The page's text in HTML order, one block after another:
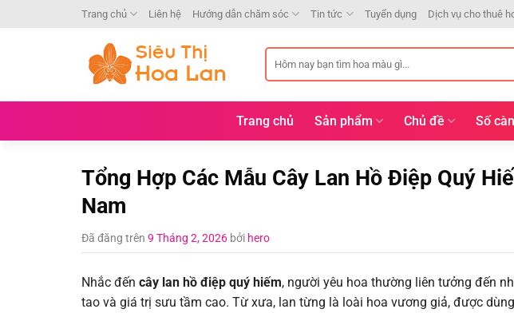
Trang chủ Liên hệ Hướng dẫn chăm sóc Tin tức Tuyển dụng Dịch vụ cho thuê
Tìm
kiếm:
Trang chủ Sản phẩm Chủ đề Số
Tổng Hợp Các Mẫu Cây Lan Hồ Điệp Quý
Nam
Đã đăng trên 9 Tháng 2, 2026 bởi hero
Nhắc đến cây lan hồ điệp quý hiếm, người yêu hoa thường liên tưởng đến
tao và giá trị sưu tầm cao. Từ xưa, lan từng là loài hoa vương giả, được